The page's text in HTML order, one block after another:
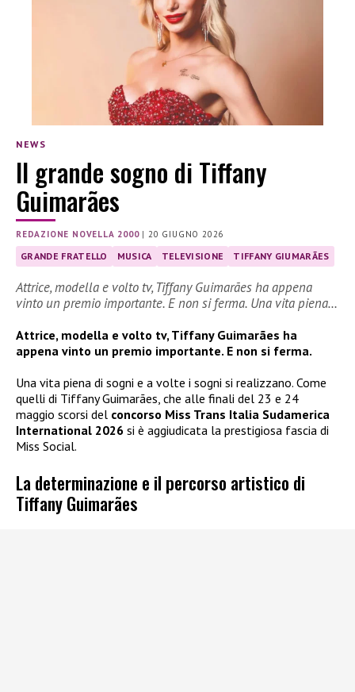
NEWS
Il grande sogno di Tiffany
Guimarães
REDAZIONE NOVELLA 2000| 20 GIUGNO 2026
GRANDE FRATELLO MUSICA TELEVISIONE TIFFANY GIUMARÃES
Attrice, modella e volto tv, Tiffany Guimarães ha appena
vinto un premio importante. E non si ferma. Una vita piena…
Attrice, modella e volto tv, Tiffany Guimarães ha
appena vinto un premio importante. E non si ferma.
Una vita piena di sogni e a volte i sogni si realizzano. Come
quelli di Tiffany Guimarães, che alle finali del 23 e 24
maggio scorsi del concorso Miss Trans Italia Sudamerica
International 2026 si è aggiudicata la prestigiosa fascia di
Miss Social.
La determinazione e il percorso artistico di
Tiffany Guimarães